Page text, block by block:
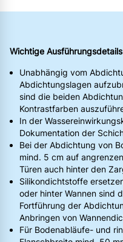
Wichtige Ausführungsdetails
Unabhängig vom
Abdichtungslagen
sind die beiden
Kontrastfarben
In der
Dokumentation der
Bei der Abdichtung von
mind. 5 cm auf
Türen auch hinter den
Silikondichtstoffe
oder hinter Wannen sind
Fortführung der
Anbringen von
Für Bodenabläufe- und